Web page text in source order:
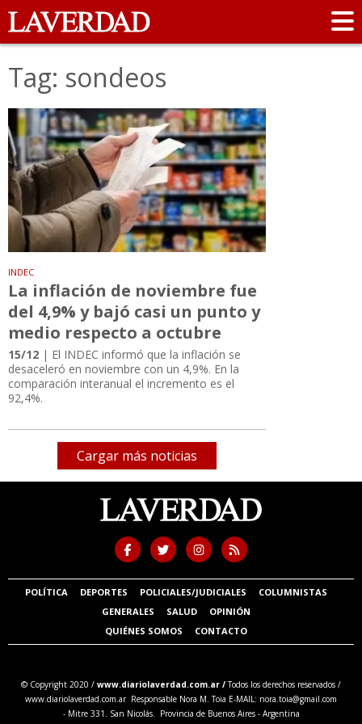
Tag: sondeos
INDEC
La inflación de noviembre fue
del 4,9% y bajó casi un punto y
medio respecto a octubre
15/12 | El INDEC informó que la inflación se
desaceleró en noviembre con un 4,9%. En la
comparación interanual el incremento es el
92,4%.
Cargar más noticias
POLÍTICA DEPORTES POLICIALES/JUDICIALES
COLUMNISTAS
GENERALES
SALUD
OPINIÓN
QUIÉNES SOMOS
CONTACTO
© Copyright 2020 / www.diariolaverdad.com.ar /Todos los derechos reservados /
www.diariolaverdad.com.ar Responsable Nora M. Toia E-MAIL: nora.toia@gmail.com
- Mitre 331. San Nicolás. Provincia de Buenos Aires - Argentina